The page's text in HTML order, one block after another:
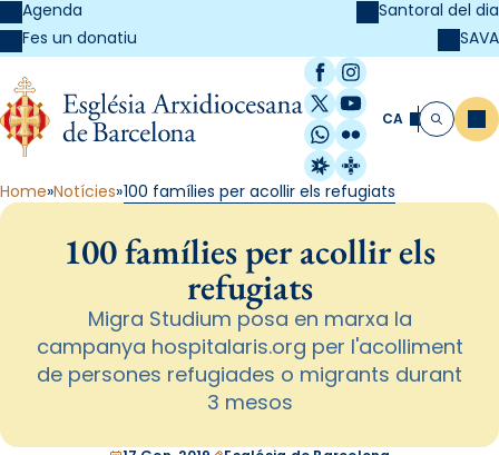
Agenda
Fes un donatiu
Santoral del dia
SAVA
Facebook
Instagram
X / Twitter
YouTube
WhatsApp
Flickr
Radio Estel
Catalunya
CA Cerca
Home Notícies 100 famílies per acollir els refugiats
100 famílies per acollir els
refugiats
Migra Studium posa en marxa la
campanya hospitalaris.org per l'acolliment
de persones refugiades o migrants durant
3 mesos